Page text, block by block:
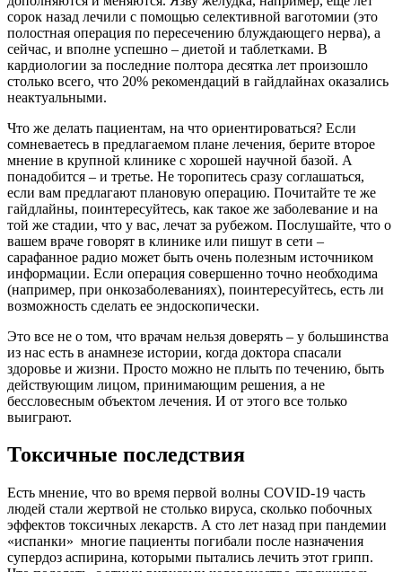
сорок назад лечили с помощью селективной ваготомии (это
полостная операция по пересечению блуждающего нерва), а
сейчас, и вполне успешно – диетой и таблетками. В
кардиологии за последние полтора десятка лет произошло
столько всего, что 20% рекомендаций в гайдлайнах оказались
неактуальными.
Что же делать пациентам, на что ориентироваться? Если
сомневаетесь в предлагаемом плане лечения, берите второе
мнение в крупной клинике с хорошей научной базой. А
понадобится – и третье. Не торопитесь сразу соглашаться,
если вам предлагают плановую операцию. Почитайте те же
гайдлайны, поинтересуйтесь, как такое же заболевание и на
той же стадии, что у вас, лечат за рубежом. Послушайте, что о
вашем враче говорят в клинике или пишут в сети –
сарафанное радио может быть очень полезным источником
информации. Если операция совершенно точно необходима
(например, при онкозаболеваниях), поинтересуйтесь, есть ли
возможность сделать ее эндоскопически.
Это все не о том, что врачам нельзя доверять – у большинства
из нас есть в анамнезе истории, когда доктора спасали
здоровье и жизни. Просто можно не плыть по течению, быть
действующим лицом, принимающим решения, а не
бессловесным объектом лечения. И от этого все только
выиграют.
Токсичные последствия
Есть мнение, что во время первой волны COVID-19 часть
людей стали жертвой не столько вируса, сколько побочных
эффектов токсичных лекарств. А сто лет назад при пандемии
«испанки» многие пациенты погибали после назначения
супердоз аспирина, которыми пытались лечить этот грипп.